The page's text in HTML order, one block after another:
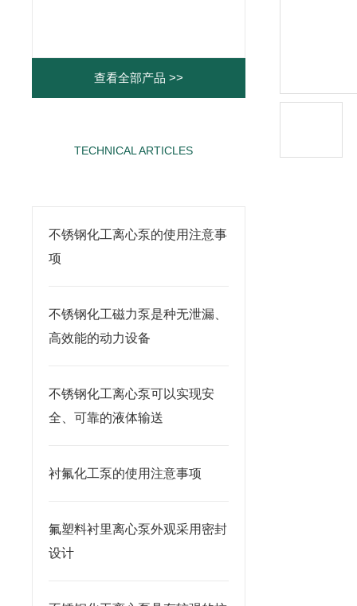
查看全部产品 >>
TECHNICAL ARTICLES
不锈钢化工离心泵的使用注意事
项
不锈钢化工磁力泵是种无泄漏、
高效能的动力设备
不锈钢化工离心泵可以实现安
全、可靠的液体输送
衬氟化工泵的使用注意事项
氟塑料衬里离心泵外观采用密封
设计